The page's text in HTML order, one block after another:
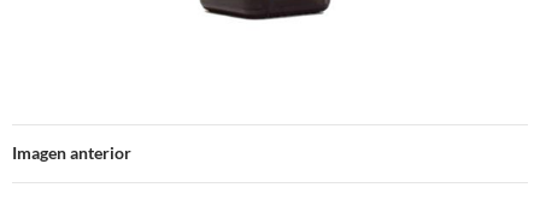
Imagen anterior